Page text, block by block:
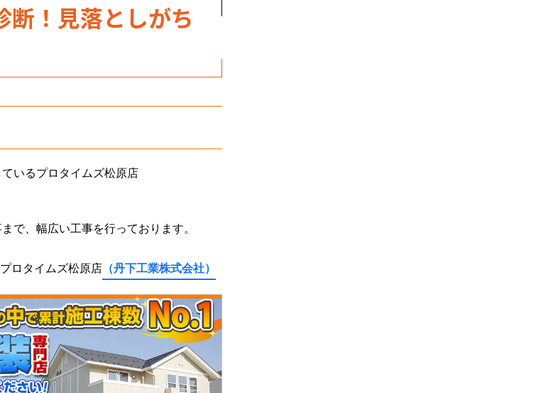
断！見落としがち
いるプロタイムズ松原店
で、幅広い工事を行っております。
ロタイムズ松原店 （丹下工業株式会社）